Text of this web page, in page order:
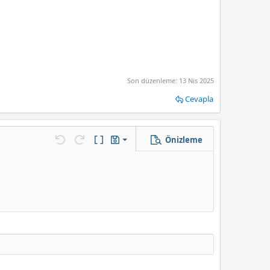
Son düzenleme: 13 Nis 2025
Cevapla
Geri alileri alBB Kod aç/kapat
Taslaklar
Taslağı kaydet
Önizleme